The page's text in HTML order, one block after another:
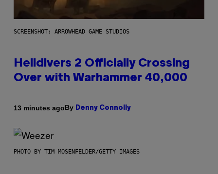
SCREENSHOT: ARROWHEAD GAME STUDIOS
Helldivers 2 Officially Crossing
Over with Warhammer 40,000
13 minutes agoBy Denny Connolly
PHOTO BY TIM MOSENFELDER/GETTY IMAGES